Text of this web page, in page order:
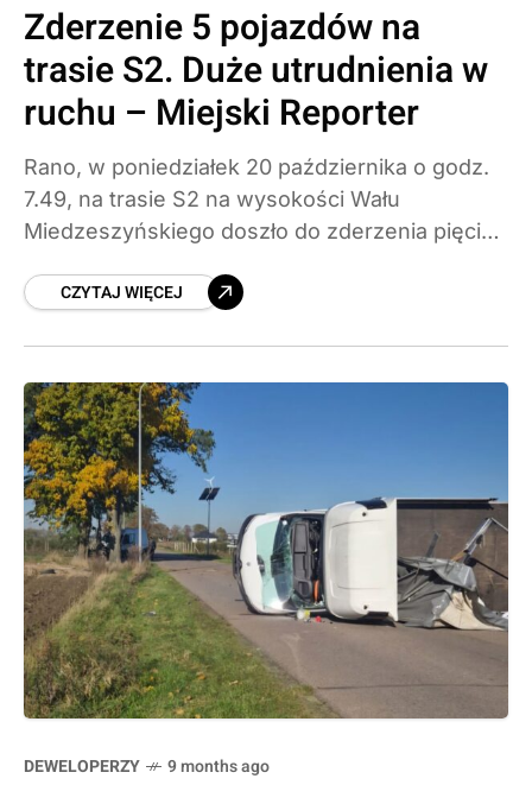
Zderzenie 5 pojazdów na
trasie S2. Duże utrudnienia w
ruchu – Miejski Reporter
Rano, w poniedziałek 20 października o godz.
7.49, na trasie S2 na wysokości Wału
Miedzeszyńskiego doszło do zderzenia pięciu
jeden pas w kierunku Ursynowa pozostaje
CZYTAJ WIĘCEJ
DEWELOPERZY 9 months ago